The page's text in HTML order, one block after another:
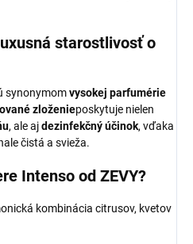
starostlivosť o
synonymomvysokej parfumérie
zloženieposkytuje nielen
, ale ajdezinfekčný účinok, vďaka
čistá a svieža.
Intenso od ZEVY?
kombinácia citrusov, kvetov